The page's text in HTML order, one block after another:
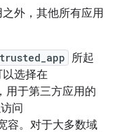
外，其他所有应用
所起
选择在
用于第三方应用的
问
容。对于大多数域